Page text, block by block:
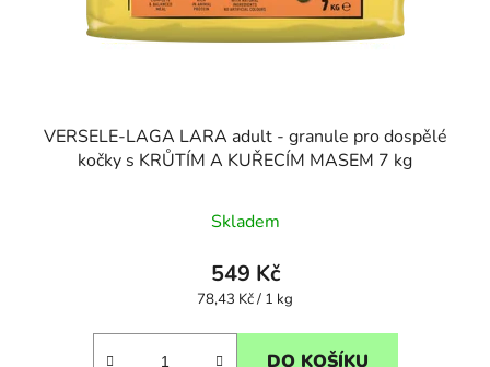
VERSELE-LAGA LARA adult - granule pro dospělé
kočky s KRŮTÍM A KUŘECÍM MASEM 7 kg
Skladem
549 Kč
Měrná
78,43 Kč / 1 kg
DO KOŠÍKU